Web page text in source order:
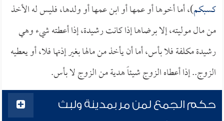
كسبكم)، أما أخوها أو عمها أو ابن عمها أو ولدها، فليس له الأخذ
من مال موليته، إلا برضاها إذا كانت رشيدة، إذا أعطته شيء وهي
رشيدة مكلفة فلا بأس، أما أن يأخذ من مالها بغير إذنها فلا، أو يعطيه
الزوج.. إذا أعطاه الزوج شيئاً هدية من الزوج لا بأس.
حكم الجمع لمن مر بمدينة ولبث